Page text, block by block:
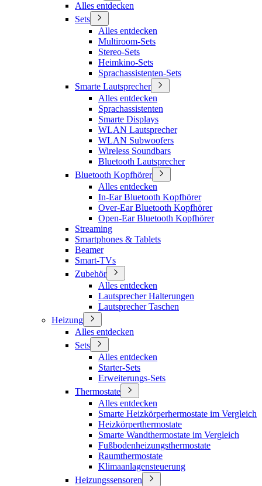
Alles entdecken
Sets
Alles entdecken
Multiroom-Sets
Stereo-Sets
Heimkino-Sets
Sprachassistenten-Sets
Smarte Lautsprecher
Alles entdecken
Sprachassistenten
Smarte Displays
WLAN Lautsprecher
WLAN Subwoofers
Wireless Soundbars
Bluetooth Lautsprecher
Bluetooth Kopfhörer
Alles entdecken
In-Ear Bluetooth Kopfhörer
Over-Ear Bluetooth Kopfhörer
Open-Ear Bluetooth Kopfhörer
Streaming
Smartphones & Tablets
Beamer
Smart-TVs
Zubehör
Alles entdecken
Lautsprecher Halterungen
Lautsprecher Taschen
Heizung
Alles entdecken
Sets
Alles entdecken
Starter-Sets
Erweiterungs-Sets
Thermostate
Alles entdecken
Smarte Heizkörperhermostate im Vergleich
Heizkörperthermostate
Smarte Wandthermostate im Vergleich
Fußbodenheizungsthermostate
Raumthermostate
Klimaanlagensteuerung
Heizungssensoren